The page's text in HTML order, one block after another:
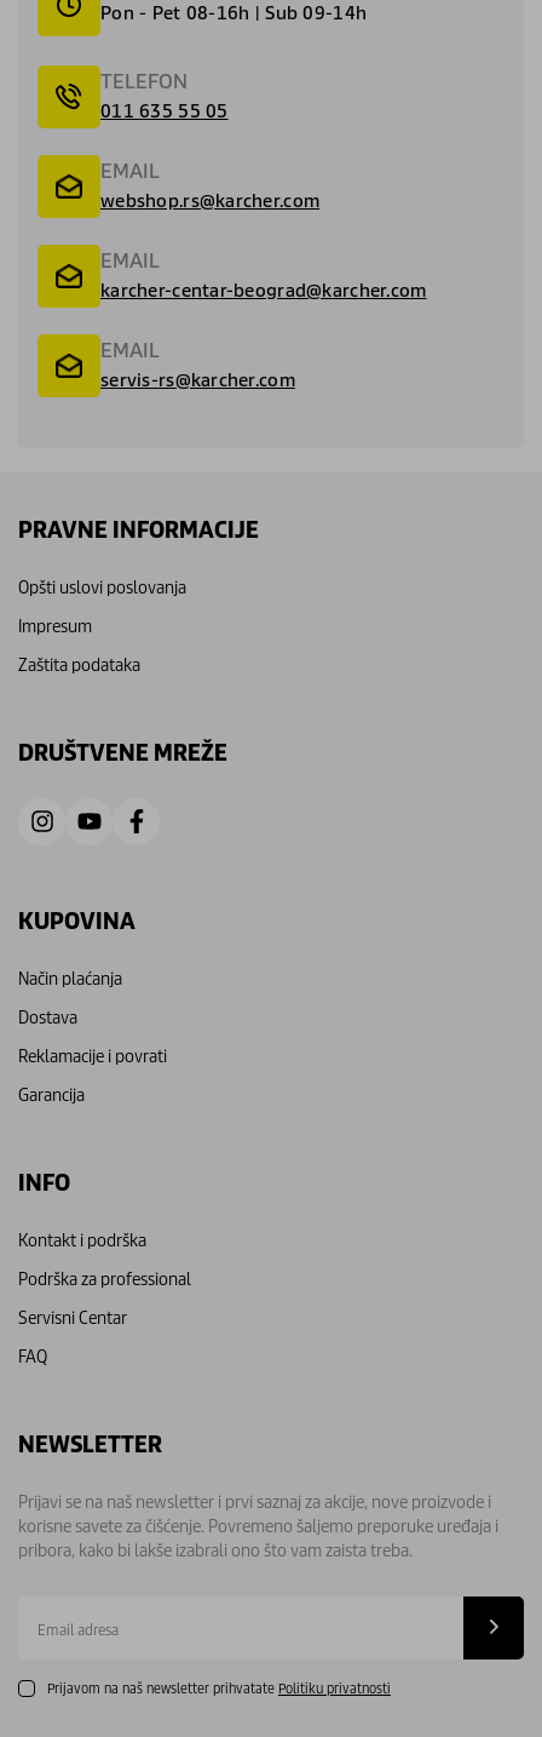
Pon - Pet 08-16h | Sub 09-14h
TELEFON
011 635 55 05
EMAIL
webshop.rs@karcher.com
EMAIL
karcher-centar-beograd@karcher.com
EMAIL
servis-rs@karcher.com
PRAVNE INFORMACIJE
Opšti uslovi poslovanja
Impresum
Zaštita podataka
DRUŠTVENE MREŽE
KUPOVINA
Način plaćanja
Dostava
Reklamacije i povrati
Garancija
INFO
Kontakt i podrška
Podrška za professional
Servisni Centar
FAQ
NEWSLETTER
Prijavi se na naš newsletter i prvi saznaj za akcije, nove proizvode i
korisne savete za čišćenje. Povremeno šaljemo preporuke uređaja i
pribora, kako bi lakše izabrali ono što vam zaista treba.
adresa
Prijavom na naš newsletter prihvatate Politiku privatnosti